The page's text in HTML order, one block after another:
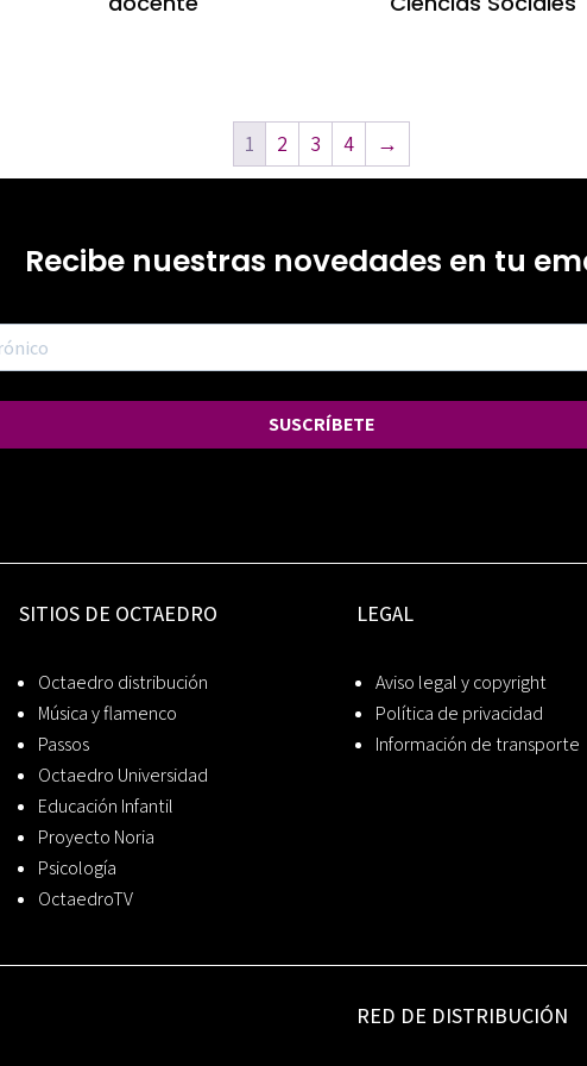
1 2 3 4 →
Recibe nuestras novedades en tu
SUSCRÍBETE
SITIOS DE OCTAEDRO
Octaedro distribución
Música y flamenco
Passos
Octaedro Universidad
Educación Infantil
Proyecto Noria
Psicología
OctaedroTV
LEGAL
Aviso legal y copyright
Política de privacidad
Información de transporte
RED DE DISTRIBUCIÓN